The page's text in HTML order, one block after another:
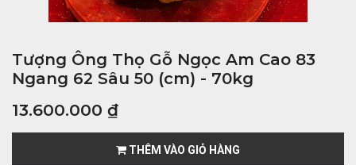
Tượng Ông Thọ Gỗ Ngọc Am Cao 83
Ngang 62 Sâu 50 (cm) - 70kg
13.600.000 ₫
THÊM VÀO GIỎ HÀNG